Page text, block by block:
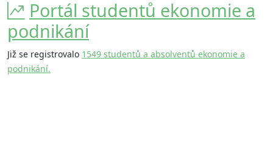
Portál studentů ekonomie a
podnikání
Již se registrovalo 1549 studentů a absolventů ekonomie a
podnikání.